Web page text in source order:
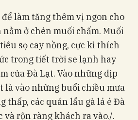
làm tăng thêm vị ngon cho
nằm ở chén muối chấm. Muối
sọ cay nồng, cực kì thích
trong tiết trời se lạnh hay
của Đà Lạt. Vào những dịp
là vào những buổi chiều mưa
thấp, các quán lẩu gà lá é Đà
và rộn ràng khách ra vào./.